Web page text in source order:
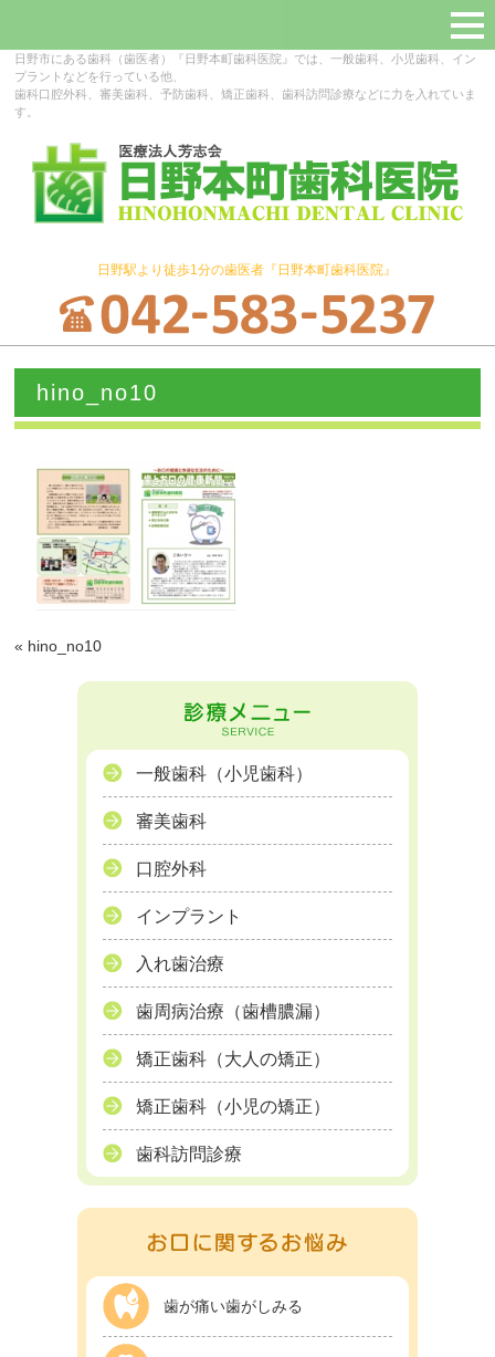
日野市にある歯科（歯医者）『日野本町歯科医院』では、一般歯科、小児歯科、イン
プラントなどを行っている他、
歯科口腔外科、審美歯科、予防歯科、矯正歯科、歯科訪問診療などに力を入れていま
す。
日野駅より徒歩1分の歯医者『日野本町歯科医院』
hino_no10
« hino_no10
一般歯科（小児歯科）
審美歯科
口腔外科
インプラント
入れ歯治療
歯周病治療（歯槽膿漏）
矯正歯科（大人の矯正）
矯正歯科（小児の矯正）
歯科訪問診療
歯が痛い歯がしみる